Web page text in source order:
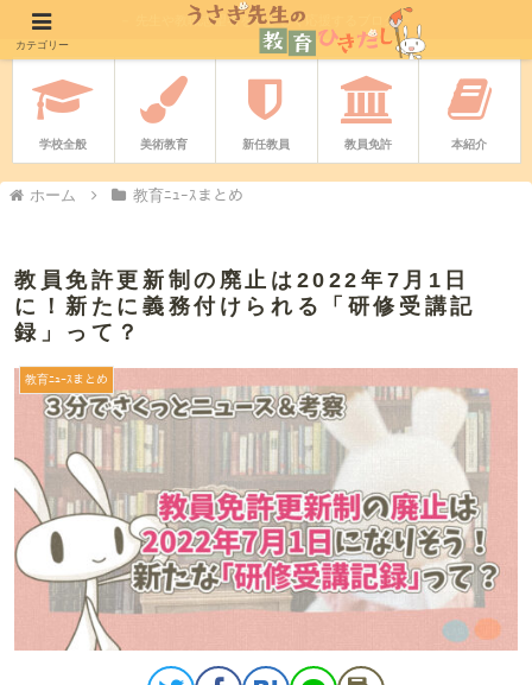
－ 先生や教職志望者をやさしく応援するブログ －
学校全般 美術教育 新任教員 教員免許 本紹介
ホーム 教育ﾆｭｰｽまとめ
教員免許更新制の廃止は2022年7月1日
に！新たに義務付けられる「研修受講記
録」って？
教育ﾆｭｰｽまとめ
カテゴリー